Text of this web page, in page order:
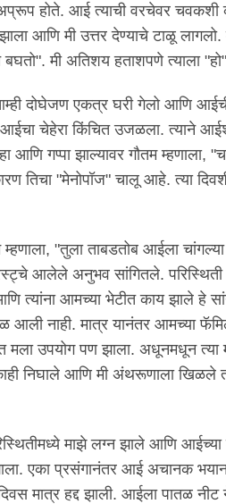
होते. आई त्याची वरचेवर चवकशी
झाला आणि मी उत्तर देण्याचे टाळू
मी अतिशय हताशपणे त्याला
दोघेजण एकत्र घरी गेलो आणि
चेहेरा किंचित उजळला. त्याने आईशी
आणि गप्पा झाल्यावर गौतम
तिचा "मेनोपॉज" चालू आहे. त्या
म्हणाला, "तुला ताबडतोब आईला
आलेले अनुभव सांगितले. परिस्थिती
त्यांना आमच्या भेटीत काय झाले हे
आली नाही. मात्र यानंतर आमच्या
मला उपयोग पण झाला. अधूनमधून
निघाले आणि मी अंथरूणाला
माझे लग्न झाले आणि आईच्या
एका प्रसंगानंतर आई अचानक
मात्र हद्द झाली. आईला पातळ नीट